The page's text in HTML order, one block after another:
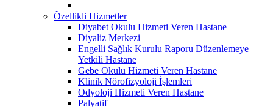
Özellikli Hizmetler
Diyabet Okulu Hizmeti Veren Hastane
Diyaliz Merkezi
Engelli Sağlık Kurulu Raporu Düzenlemeye
Yetkili Hastane
Gebe Okulu Hizmeti Veren Hastane
Klinik Nörofizyoloji İşlemleri
Odyoloji Hizmeti Veren Hastane
Palyatif